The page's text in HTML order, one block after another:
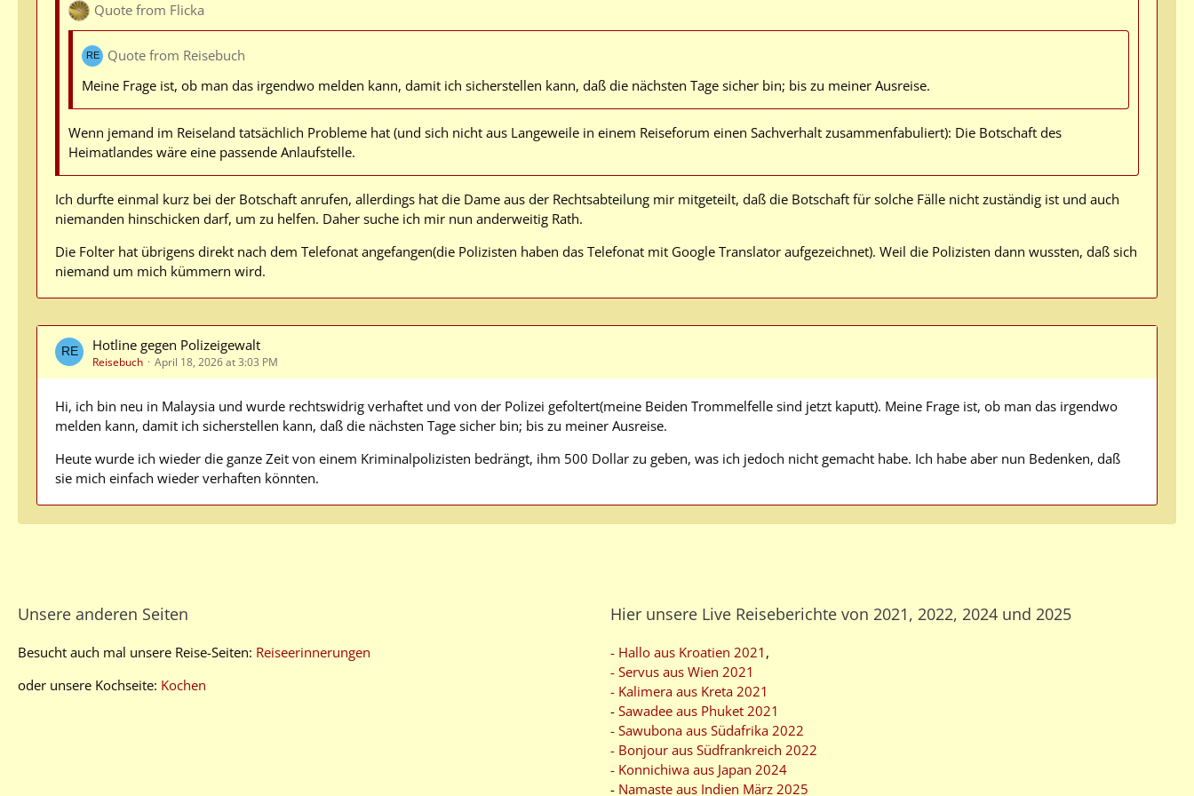
Quote from Flicka
Quote from Reisebuch
Meine Frage ist, ob man das irgendwo melden kann, damit ich sicherstellen kann, daß die nächsten Tage sicher bin; bis zu meiner Ausreise.
Wenn jemand im Reiseland tatsächlich Probleme hat (und sich nicht aus Langeweile in einem Reiseforum einen Sachverhalt zusammenfabuliert): Die Botschaft des
Heimatlandes wäre eine passende Anlaufstelle.
Ich durfte einmal kurz bei der Botschaft anrufen, allerdings hat die Dame aus der Rechtsabteilung mir mitgeteilt, daß die Botschaft für solche Fälle nicht zuständig ist und auch
niemanden hinschicken darf, um zu helfen. Daher suche ich mir nun anderweitig Rath.
Die Folter hat übrigens direkt nach dem Telefonat angefangen(die Polizisten haben das Telefonat mit Google Translator aufgezeichnet). Weil die Polizisten dann wussten, daß sich
niemand um mich kümmern wird.
Hotline gegen Polizeigewalt
Reisebuch April 18, 2026 at 3:03 PM
Hi, ich bin neu in Malaysia und wurde rechtswidrig verhaftet und von der Polizei gefoltert(meine Beiden Trommelfelle sind jetzt kaputt). Meine Frage ist, ob man das irgendwo
melden kann, damit ich sicherstellen kann, daß die nächsten Tage sicher bin; bis zu meiner Ausreise.
Heute wurde ich wieder die ganze Zeit von einem Kriminalpolizisten bedrängt, ihm 500 Dollar zu geben, was ich jedoch nicht gemacht habe. Ich habe aber nun Bedenken, daß
sie mich einfach wieder verhaften könnten.
Unsere anderen Seiten
Besucht auch mal unsere Reise-Seiten: Reiseerinnerungen
oder unsere Kochseite: Kochen
Hier unsere Live Reiseberichte von 2021, 2022, 2024 und 2025
- Hallo aus Kroatien 2021 ,
- Servus aus Wien 2021
- Kalimera aus Kreta 2021
- Sawadee aus Phuket 2021
- Sawubona aus Südafrika 2022
- Bonjour aus Südfrankreich 2022
- Konnichiwa aus Japan 2024
- Namaste aus Indien März 2025